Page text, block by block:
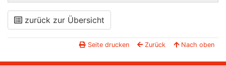
zurück zur Übersicht
Nach oben
Zurück
Seite drucken